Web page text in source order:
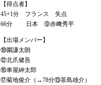
【得点者】
45+1分 フランス 失点
66分 日本 ⑨赤﨑秀平
【出場メンバー】
⑱圍謙太朗
⑫北爪健吾
⑯車屋紳太郎
⑰菊地俊介（→78分⑬茶島雄介）